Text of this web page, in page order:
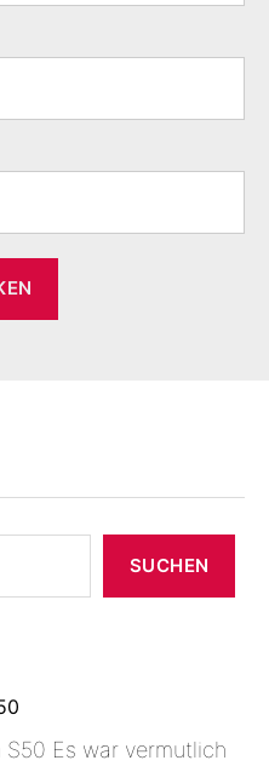
SUCHEN
Es war vermutlich